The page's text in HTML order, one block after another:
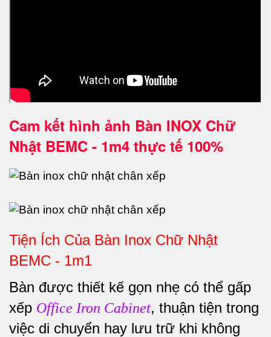
Cam kết hình ảnh Bàn INOX Chữ
Nhật BEMC - 1m4 thực tế 100%
Tiện Ích Của Bàn Inox Chữ Nhật
BEMC - 1m1
Bàn được thiết kế gọn nhẹ có thể gấp
xếp Office Iron Cabinet, thuận tiện trong
việc di chuyển hay lưu trữ khi không